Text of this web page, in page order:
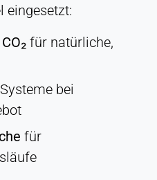
eingesetzt:
CO₂ für natürliche,
bei
für
(B2B)